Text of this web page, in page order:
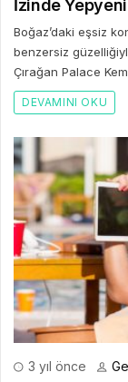
İzinde
Boğaz’daki eşsiz
benzersiz
Çırağan Palace
DEVAMINI OKU
3 yıl önce